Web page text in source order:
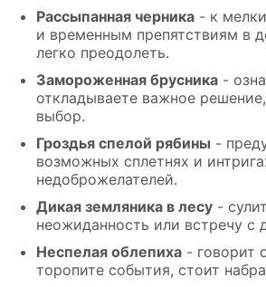
Рассыпанная черника - к
и временным препятствиям в
легко преодолеть.
Замороженная брусника -
откладываете важное
выбор.
Гроздья спелой рябины -
возможных сплетнях и
недоброжелателей.
Дикая земляника в лесу -
неожиданность или встречу с
Неспелая облепиха - говорит
торопите события, стоит